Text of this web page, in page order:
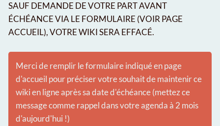
SAUF DEMANDE DE VOTRE PART AVANT
ÉCHÉANCE VIA LE FORMULAIRE (VOIR PAGE
ACCUEIL), VOTRE WIKI SERA EFFACÉ.
Merci de remplir le formulaire indiqué en page
d'accueil pour préciser votre souhait de maintenir ce
wiki en ligne après sa date d'échéance (mettez ce
message comme rappel dans votre agenda à 2 mois
d'aujourd'hui !)